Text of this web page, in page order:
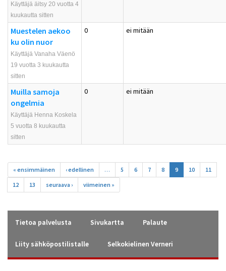
Käyttäjä äitsy 20 vuotta 4
kuukautta sitten
Muestelen aekoo
ku olin nuor
Käyttäjä Vanaha Väenö
19 vuotta 3 kuukautta
sitten
0 ei mitään
Muilla samoja
ongelmia
Käyttäjä Henna Koskela
5 vuotta 8 kuukautta
sitten
0 ei mitään
Sivut
« ensimmäinen ‹ edellinen … 5 6 7 8 9 10
11
12
13 seuraava › viimeinen »
Tietoa palvelusta Sivukartta Palaute
Liity sähköpostilistalle Selkokielinen Verneri